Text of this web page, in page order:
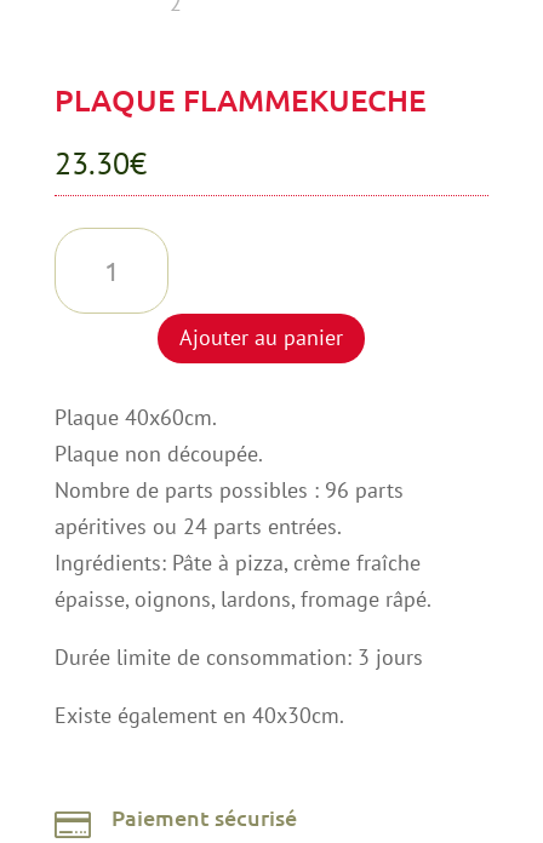
PLAQUE FLAMMEKUECHE
23.30€
quantité
de
PLAQUE
FLAMMEKUECHE
Ajouter au panier
Plaque 40x60cm.
Plaque non découpée.
Nombre de parts possibles : 96 parts
apéritives ou 24 parts entrées.
Ingrédients: Pâte à pizza, crème fraîche
épaisse, oignons, lardons, fromage râpé.
Durée limite de consommation: 3 jours
Existe également en 40x30cm.
 Paiement sécurisé